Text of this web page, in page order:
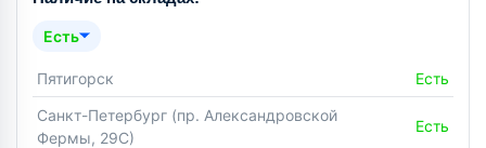
Есть
Пятигорск
Есть
Санкт-Петербург (пр. Александровской
Фермы, 29С)
Есть